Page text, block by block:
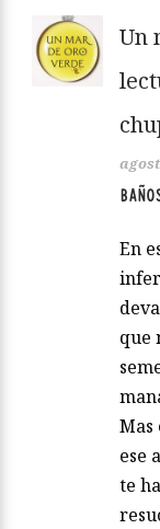
Un
En
que
Mas
ese
te